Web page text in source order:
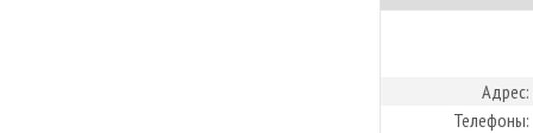
Адрес:
Телефоны: